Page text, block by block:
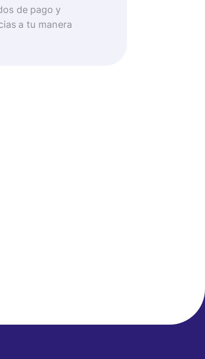
de pago y
a tu manera